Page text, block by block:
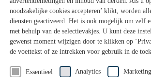
Montagelijmen
Natuursteenprogramma
Vloerbedekkings- en parketlijmen
Wandegalesaties
Accessoires
PANDOMO®
Badkamerrenovatie met wedi
noodzakelijke cookies accepteren’ klikt, worden
diensten geactiveerd. Het is ook mogelijk om zelf
met behulp van de selectievakjes. U kunt deze
gewenst moment wijzigen door te klikken op
de voettekst of ze intrekken voor gebruik in de
Essentieel Analytics Marketing